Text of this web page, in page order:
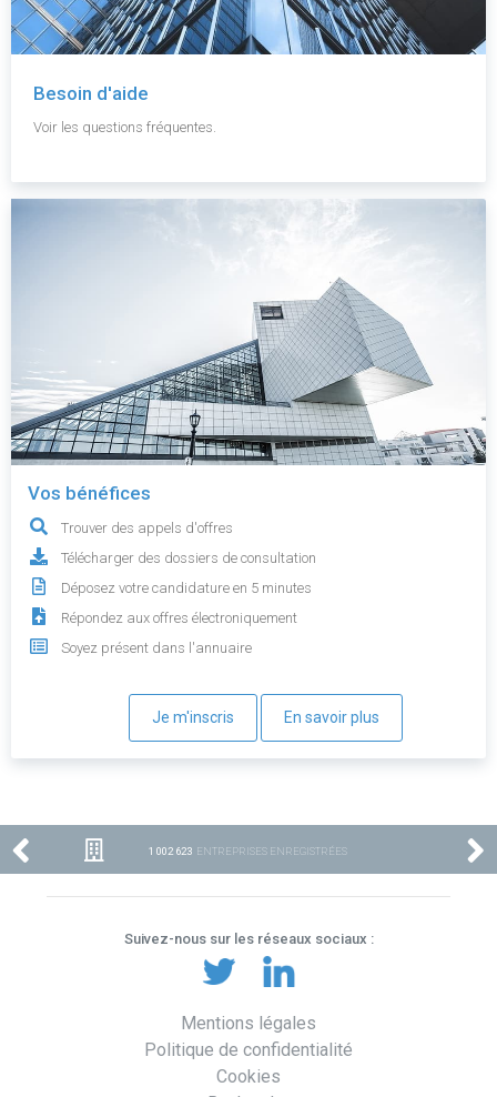
Besoin d'aide
Voir les questions fréquentes.
Vos bénéfices
Trouver des appels d'offres
Télécharger des dossiers de consultation
Déposez votre candidature en 5 minutes
Répondez aux offres électroniquement
Soyez présent dans l'annuaire
Je m'inscris En savoir plus
1 002 623 ENTREPRISES ENREGISTRÉES
Suivez-nous sur les réseaux sociaux :
Mentions légales
Politique de confidentialité
Cookies